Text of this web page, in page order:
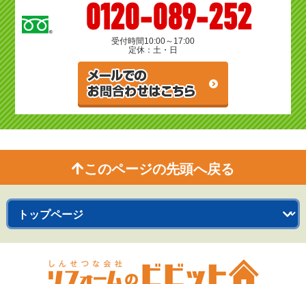
0120-089-252
受付時間 10:00～17:00
定休：土・日
このページの先頭へ戻る